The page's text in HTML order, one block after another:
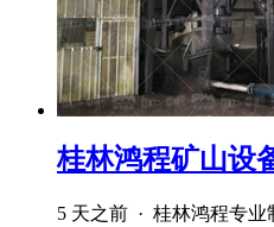
桂林鸿程矿山设
5 天之前 · 桂林鸿程专业